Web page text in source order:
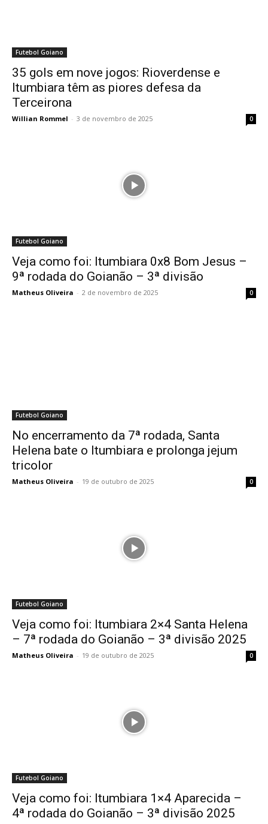
Futebol Goiano
35 gols em nove jogos: Rioverdense e
Itumbiara têm as piores defesa da
Terceirona
Willian Rommel - 3 de novembro de 2025 0
Futebol Goiano
Veja como foi: Itumbiara 0x8 Bom Jesus –
9ª rodada do Goianão – 3ª divisão
Matheus Oliveira - 2 de novembro de 2025 0
Futebol Goiano
No encerramento da 7ª rodada, Santa
Helena bate o Itumbiara e prolonga jejum
tricolor
Matheus Oliveira - 19 de outubro de 2025 0
Futebol Goiano
Veja como foi: Itumbiara 2×4 Santa Helena
– 7ª rodada do Goianão – 3ª divisão 2025
Matheus Oliveira - 19 de outubro de 2025 0
Futebol Goiano
Veja como foi: Itumbiara 1×4 Aparecida –
4ª rodada do Goianão – 3ª divisão 2025